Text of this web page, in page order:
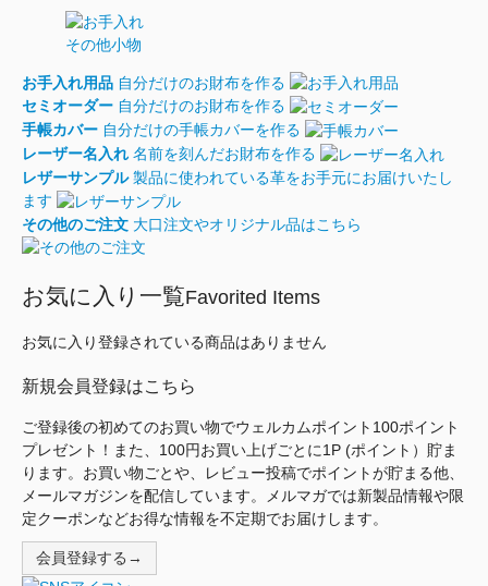
その他小物
お手入れ用品 自分だけのお財布を作る
セミオーダー 自分だけのお財布を作る
手帳カバー 自分だけの手帳カバーを作る
レーザー名入れ 名前を刻んだお財布を作る
レザーサンプル製品に使われている革をお手元にお届けいたし
ます
その他のご注文 大口注文やオリジナル品はこちら
お気に入り一覧Favorited Items
お気に入り登録されている商品はありません
新規会員登録はこちら
ご登録後の初めてのお買い物でウェルカムポイント100ポイント
プレゼント！また、100円お買い上げごとに1P (ポイント）貯ま
ります。お買い物ごとや、レビュー投稿でポイントが貯まる他、
メールマガジンを配信しています。メルマガでは新製品情報や限
定クーポンなどお得な情報を不定期でお届けします。
会員登録する→